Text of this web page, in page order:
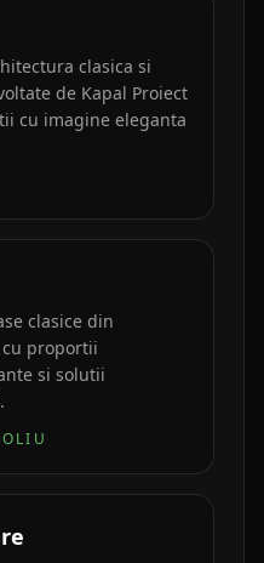
clasica si
de Kapal Proiect
cu imagine eleganta
clasice din
proportii
si solutii